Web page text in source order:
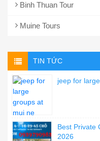
Binh Thuan Tour
Muine Tours
TIN TỨC
jeep for
Best Private
2026